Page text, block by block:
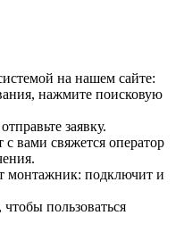
на нашем сайте:
нажмите поисковую
заявку.
вами свяжется оператор
монтажник: подключит и
пользоваться